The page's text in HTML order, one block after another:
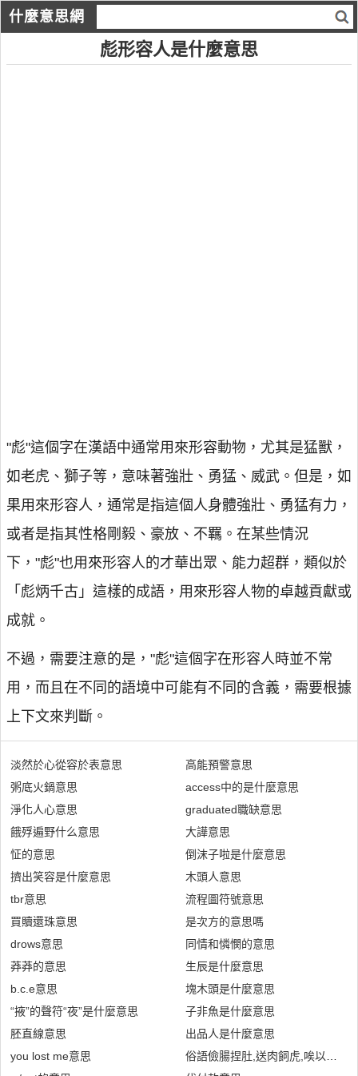
什麼意思網
彪形容人是什麼意思
"彪"這個字在漢語中通常用來形容動物，尤其是猛獸，
如老虎、獅子等，意味著強壯、勇猛、威武。但是，如
果用來形容人，通常是指這個人身體強壯、勇猛有力，
或者是指其性格剛毅、豪放、不羈。在某些情況
下，"彪"也用來形容人的才華出眾、能力超群，類似於
「彪炳千古」這樣的成語，用來形容人物的卓越貢獻或
成就。
不過，需要注意的是，"彪"這個字在形容人時並不常
用，而且在不同的語境中可能有不同的含義，需要根據
上下文來判斷。
淡然於心從容於表意思
粥底火鍋意思
淨化人心意思
餓殍遍野什么意思
怔的意思
擠出笑容是什麼意思
tbr意思
買贖還珠意思
drows意思
莽莽的意思
b.c.e意思
“掖”的聲符“夜”是什麼意思
胚直線意思
you lost me意思
高能預警意思
access中的是什麼意思
graduated職缺意思
大譁意思
倒沫子啦是什麼意思
木頭人意思
流程圖符號意思
是次方的意思嗎
同情和憐憫的意思
生辰是什麼意思
塊木頭是什麼意思
子非魚是什麼意思
出品人是什麼意思
俗語儉腸捏肚,送肉飼虎,唉以後就